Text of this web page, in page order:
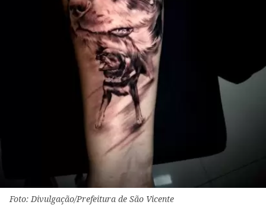
Foto: Divulgação/Prefeitura de São Vicente